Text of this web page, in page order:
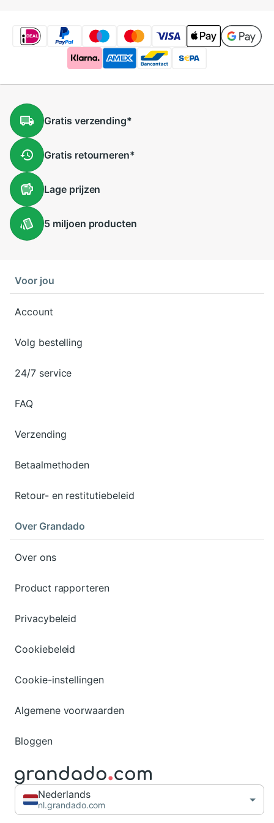
Gratis verzending*
Gratis retourneren*
Lageprijzen
5 miljoen producten
Voor jou
Account
Volg bestelling
24/7 service
FAQ
Verzending
Betaalmethoden
Retour- en restitutiebeleid
Over Grandado
Over ons
Product rapporteren
Privacybeleid
Cookiebeleid
Cookie-instellingen
Algemene voorwaarden
Bloggen
Nederlands
nl.grandado.com